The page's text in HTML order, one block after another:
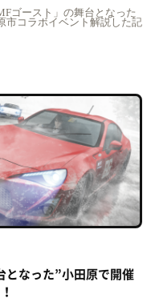
ゴースト」の舞台となった
市コラボイベント解説した記
となった”小田原で開催